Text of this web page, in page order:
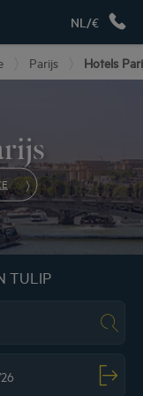
NL/€
Parijs Hotels
TULIP